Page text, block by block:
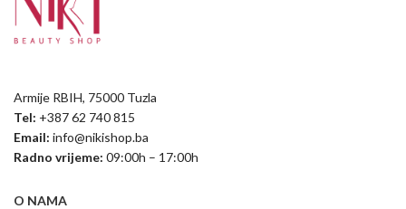
Armije RBIH, 75000 Tuzla
Tel: +387 62 740 815
Email: info@nikishop.ba
Radno vrijeme: 09:00h – 17:00h
O NAMA